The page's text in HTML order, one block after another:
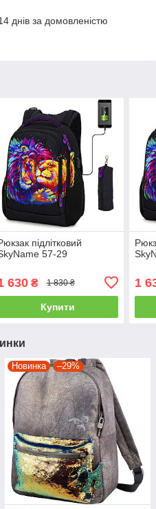
днів за домовленістю
підлітковий
57-29
630₴ 1 830 ₴
Купити
1
Новинка –29%